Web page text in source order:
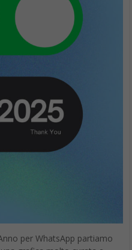
per WhatsApp partiamo